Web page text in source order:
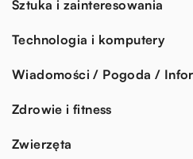
Sztuka i zainteresowania
Technologia i komputery
Wiadomości / Pogoda /
Zdrowie i fitness
Zwierzęta